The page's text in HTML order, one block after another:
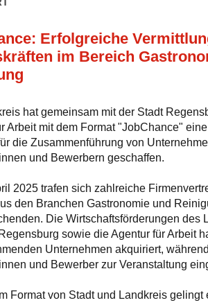
Erfolgreiche
im Bereich
hat gemeinsam mit der Stadt
Arbeit mit dem Format "JobChance"
die Zusammenführung von
und Bewerbern geschaffen.
2025 trafen sich zahlreiche
den Branchen Gastronomie und
Die Wirtschaftsförderungen des
sowie die Agentur für Arbeit
Unternehmen akquiriert,
und Bewerber zur Veranstaltung
Format von Stadt und Landkreis gelingt